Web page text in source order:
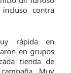
contra
rápida en
en grupos
tienda de
Muy